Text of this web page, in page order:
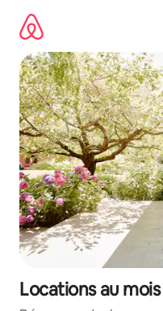
directement
contenu
Locations au